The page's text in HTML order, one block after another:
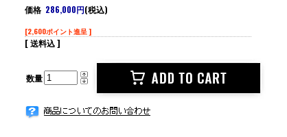
価格 286,000円(税込)
[2,600ポイント進呈 ]
[ 送料込 ]
数量